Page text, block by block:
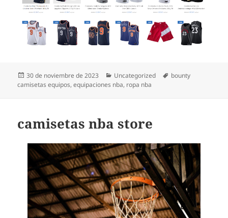
Publicado
el
30 de noviembre de 2023 Categorías
Uncategorized Etiquetas
bounty
camisetas equipos,equipaciones nba, ropa nba
camisetas nba store